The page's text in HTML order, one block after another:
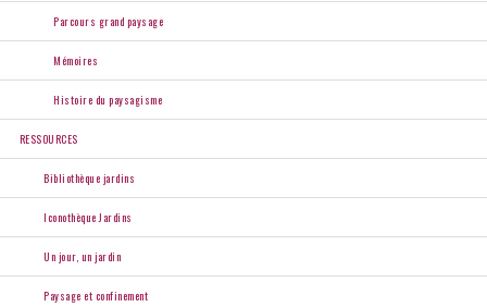
Parcours grand paysage
Mémoires
Histoire du paysagisme
RESSOURCES
Bibliothèque jardins
Iconothèque Jardins
Un jour, un jardin
Paysage et confinement